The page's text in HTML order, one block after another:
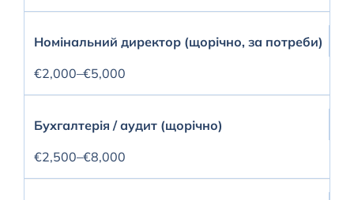
Номінальний директор (щорічно, за потреби)
€2,000–€5,000
Бухгалтерія / аудит (щорічно)
€2,500–€8,000